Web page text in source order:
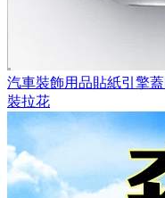
汽車裝飾用品貼紙引擎
裝拉花